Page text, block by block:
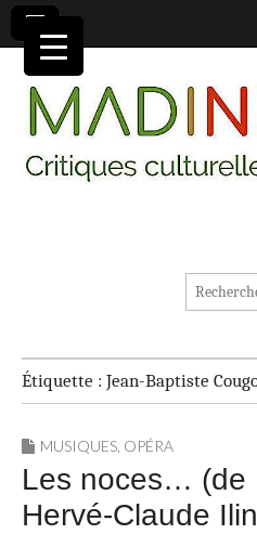
Étiquette : Jean-Baptiste
MUSIQUES, OPÉRA
Les noces… (de
Hervé-Claude Ilin